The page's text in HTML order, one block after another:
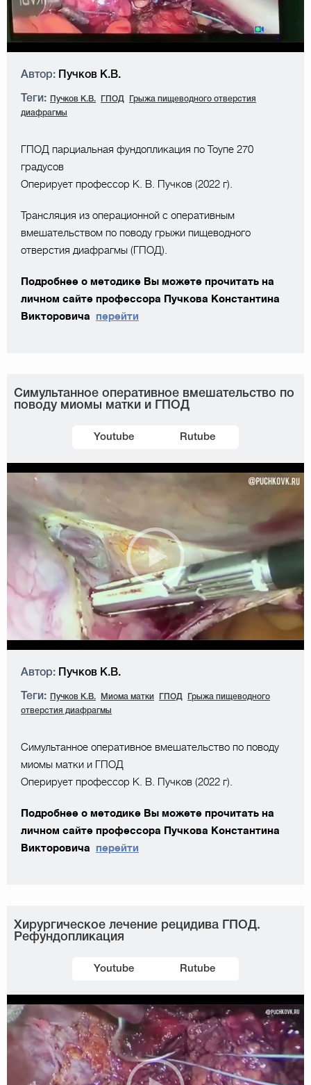
Автор: Пучков К.В.
Теги: Пучков К.В. ГПОД
Грыжа пищеводного отверстия
диафрагмы
ГПОД парциальная фундопликация по Тоупе 270
градусов
Оперирует профессор К. В. Пучков (2022 г).
Трансляция из операционной с оперативным
вмешательством по поводу грыжи пищеводного
отверстия диафрагмы (ГПОД).
Подробнее о методике Вы можете прочитать на
личном сайте профессора Пучкова Константина
Викторовича перейти
Симультанное оперативное вмешательство по
поводу миомы матки и ГПОД
Youtube Rutube
Автор: Пучков К.В.
Теги: Пучков К.В. Миома матки ГПОД
Грыжа пищеводного
отверстия диафрагмы
Симультанное оперативное вмешательство по поводу
миомы матки и ГПОД
Оперирует профессор К. В. Пучков (2022 г).
Подробнее о методике Вы можете прочитать на
личном сайте профессора Пучкова Константина
Викторовича перейти
Хирургическое лечение рецидива ГПОД.
Рефундопликация
Youtube Rutube